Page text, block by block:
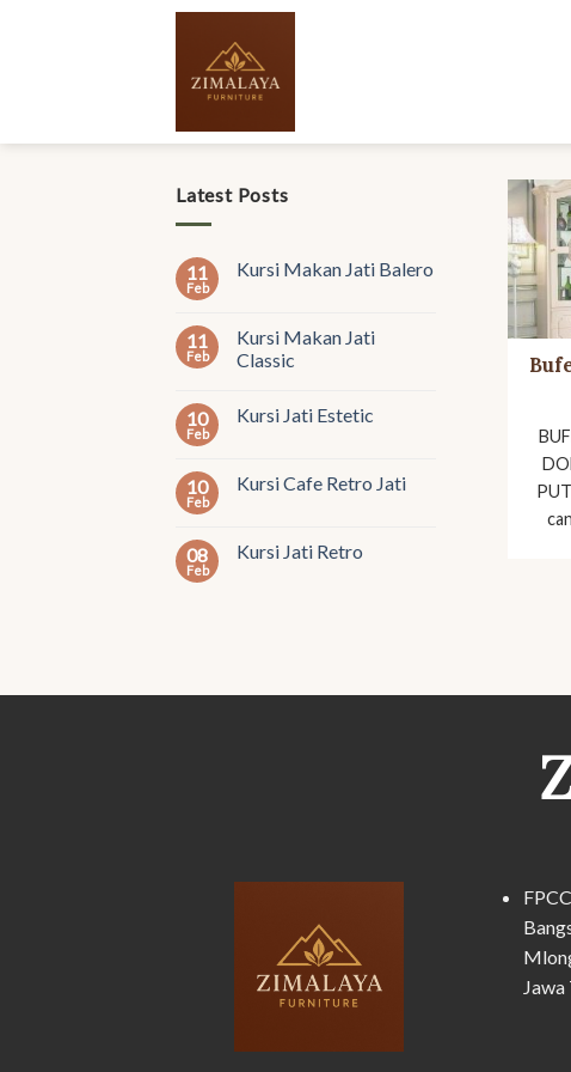
Latest Posts
11
Feb
Kursi Makan Jati Balero
11
Feb
Kursi Makan Jati
Classic
10
Feb
Kursi Jati Estetic
10
Feb
Kursi Cafe Retro Jati
08
Feb
Kursi Jati Retro
Jawa